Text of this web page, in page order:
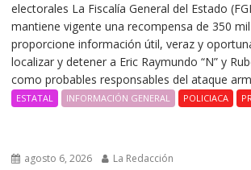
electorales La Fiscalía General del Estado
mantiene vigente una recompensa de 350
proporcione información útil, veraz y
localizar y detener a Eric Raymundo “N” y
como probables responsables del ataque
ESTATAL INFORMACIÓN GENERAL POLICIACA
agosto 6, 2026 La Redacción